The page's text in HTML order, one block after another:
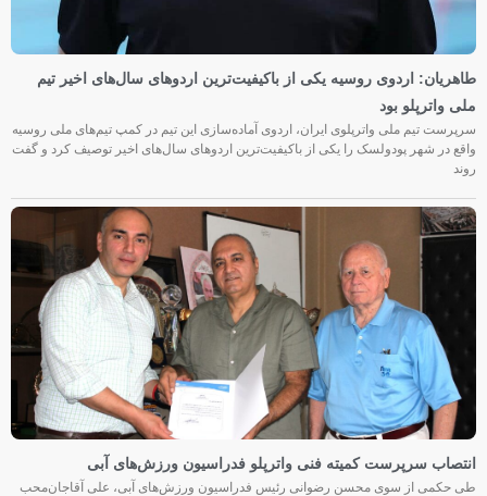
طاهریان: اردوی روسیه یکی از باکیفیت‌ترین اردوهای سال‌های اخیر تیم
ملی واترپلو بود
سرپرست تیم ملی واترپلوی ایران، اردوی آماده‌سازی این تیم در کمپ تیم‌های ملی روسیه
واقع در شهر پودولسک را یکی از باکیفیت‌ترین اردوهای سال‌های اخیر توصیف کرد و گفت
روند
انتصاب سرپرست کمیته فنی واترپلو فدراسیون ورزش‌های آبی
طی حکمی از سوی محسن رضوانی رئیس فدراسیون ورزش‌های آبی، علی آقاجان‌محب